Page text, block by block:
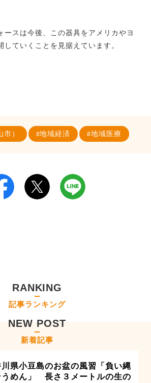
ースは今後、この器具をアメリカやヨ
していくことを見据えています。
） 地域経済 地域医療
RANKING
記事ランキング
NEW POST
新着記事
川県小豆島のお盆の風習「負い縄
うめん」 長さ３メートルの生の